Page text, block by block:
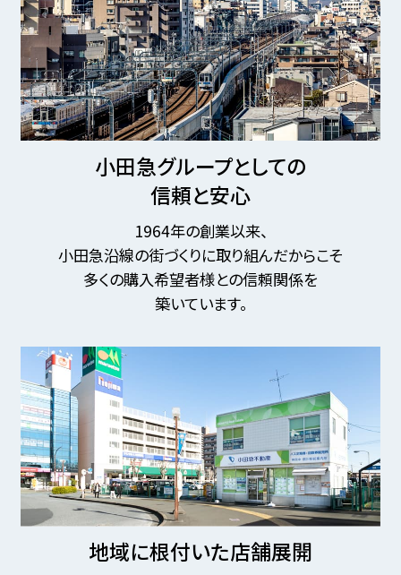
小田急グループとしての
信頼と安心
1964年の創業以来、
小田急沿線の街づくりに取り組んだからこそ
多くの購入希望者様との信頼関係を
築いています。
地域に根付いた店舗展開